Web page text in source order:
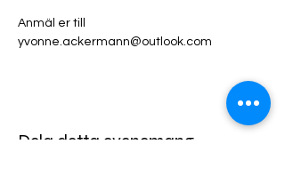
Anmäl er till
yvonne.ackermann@outlook.com
Dela detta evenemang